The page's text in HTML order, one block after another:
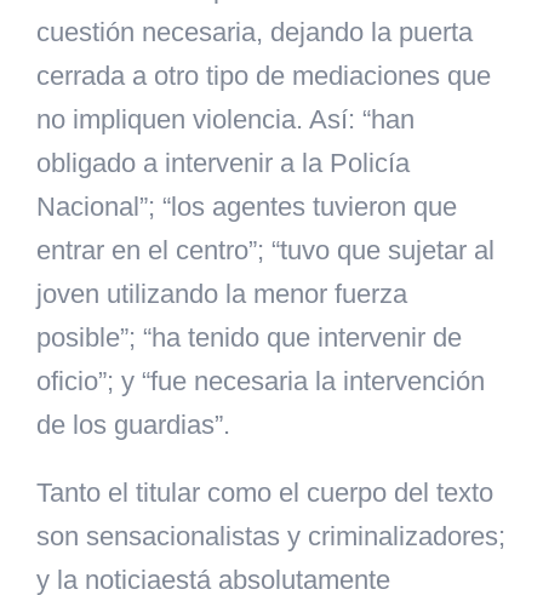
cuestión necesaria, dejando la puerta
cerrada a otro tipo de mediaciones que
no impliquen violencia. Así: “han
obligado a intervenir a la Policía
Nacional”; “los agentes tuvieron que
entrar en el centro”; “tuvo que sujetar al
joven utilizando la menor fuerza
posible”; “ha tenido que intervenir de
oficio”; y “fue necesaria la intervención
de los guardias”.
Tanto el titular como el cuerpo del texto
son sensacionalistas y criminalizadores;
y la noticiaestá absolutamente